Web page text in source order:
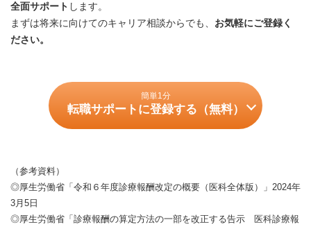
全面サポート します。
まずは将来に向けてのキャリア相談からでも、 お気軽にご登録く
ださい。
簡単1分
転職サポートに登録する（無料）
（参考資料）
◎厚生労働省「令和６年度診療報酬改定の概要（医科全体版）」2024年
3月5日
◎厚生労働省「診療報酬の算定方法の一部を改正する告示 医科診療報